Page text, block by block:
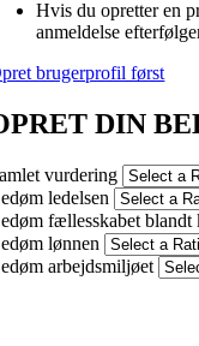
Hvis du opretter en
anmeldelse
brugerprofil først
DIN
vurdering
ledelsen
fællesskabet blandt
lønnen
arbejdsmiljøet